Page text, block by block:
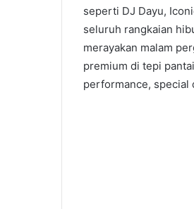
seperti DJ Dayu,
seluruh rangkaian
merayakan malam
premium di tepi
performance, special